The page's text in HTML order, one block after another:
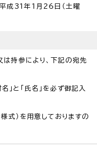
成31年1月26日（土曜
は持参により、下記の宛先
」と「氏名」を必ず御記入
式）を用意しておりますの